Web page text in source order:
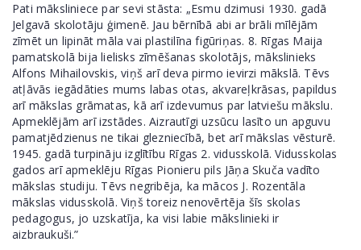
Pati māksliniece par sevi stāsta: „Esmu dzimusi 1930. gadā
Jelgavā skolotāju ģimenē. Jau bērnībā abi ar brāli mīlējām
zīmēt un lipināt māla vai plastilīna figūriņas. 8. Rīgas Maija
pamatskolā bija lielisks zīmēšanas skolotājs, mākslinieks
Alfons Mihailovskis, viņš arī deva pirmo ievirzi mākslā. Tēvs
atļāvās iegādāties mums labas otas, akvareļkrāsas, papildus
arī mākslas grāmatas, kā arī izdevumus par latviešu mākslu.
Apmeklējām arī izstādes. Aizrautīgi uzsūcu lasīto un apguvu
pamatjēdzienus ne tikai glezniecībā, bet arī mākslas vēsturē.
1945. gadā turpināju izglītību Rīgas 2. vidusskolā. Vidusskolas
gados arī apmeklēju Rīgas Pionieru pils Jāņa Skuča vadīto
mākslas studiju. Tēvs negribēja, ka mācos J. Rozentāla
mākslas vidusskolā. Viņš toreiz nenovērtēja šīs skolas
pedagogus, jo uzskatīja, ka visi labie mākslinieki ir
aizbraukuši.”